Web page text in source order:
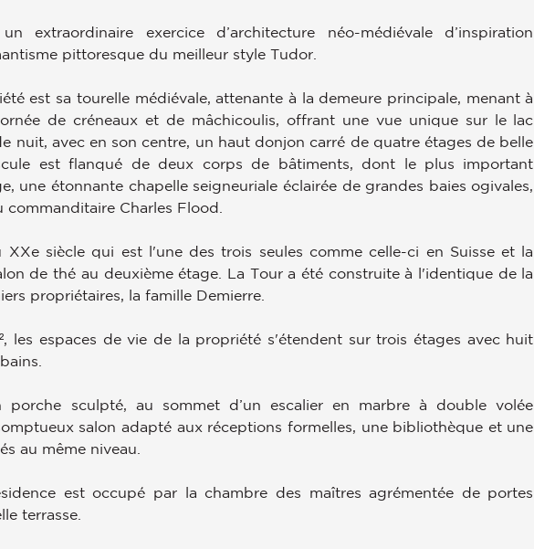
extraordinaire exercice d’architecture néo-médiévale d’inspiration
pittoresque du meilleur style Tudor.
est sa tourelle médiévale, attenante à la demeure principale, menant à
de créneaux et de mâchicoulis, offrant une vue unique sur le lac
nuit, avec en son centre, un haut donjon carré de quatre étages de belle
est flanqué de deux corps de bâtiments, dont le plus important
une étonnante chapelle seigneuriale éclairée de grandes baies ogivales,
Charles Flood.
siècle qui est l'une des trois seules comme celle-ci en Suisse et la
de thé au deuxième étage. La Tour a été construite à l'identique de la
propriétaires, la famille Demierre.
les espaces de vie de la propriété s'étendent sur trois étages avec huit
porche sculpté, au sommet d’un escalier en marbre à double volée
salon adapté aux réceptions formelles, une bibliothèque et une
au même niveau.
est occupé par la chambre des maîtres agrémentée de portes
terrasse.